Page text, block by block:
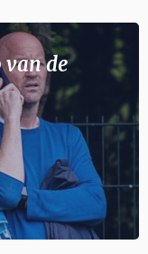
van de